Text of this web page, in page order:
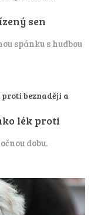
sen
spánku s hudbou
lék proti
dobu.